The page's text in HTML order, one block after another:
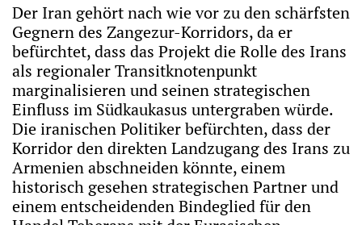
Der Iran gehört nach wie vor zu den schärfsten
Gegnern des Zangezur-Korridors, da er
befürchtet, dass das Projekt die Rolle des Irans
als regionaler Transitknotenpunkt
marginalisieren und seinen strategischen
Einfluss im Südkaukasus untergraben würde.
Die iranischen Politiker befürchten, dass der
Korridor den direkten Landzugang des Irans zu
Armenien abschneiden könnte, einem
historisch gesehen strategischen Partner und
einem entscheidenden Bindeglied für den